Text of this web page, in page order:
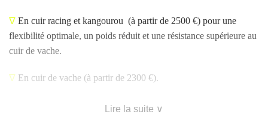
∇ En cuir racing et kangourou (à partir de 2500 €) pour une
flexibilité optimale, un poids réduit et une résistance supérieure au
cuir de vache.
∇ En cuir de vache (à partir de 2300 €).
Lire la suite ∨